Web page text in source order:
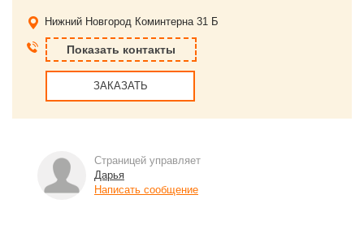
Нижний Новгород Коминтерна 31 Б
Показать контакты
ЗАКАЗАТЬ
Страницей управляет
Дарья
Написать сообщение